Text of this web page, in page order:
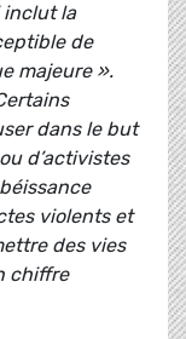
inclut la
de
majeure ».
dans le but
d’activistes
violents et
des vies
chiffre